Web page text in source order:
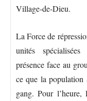
Village-de-Dieu.
La Force de
unités
présence face au
ce que la population
gang. Pour